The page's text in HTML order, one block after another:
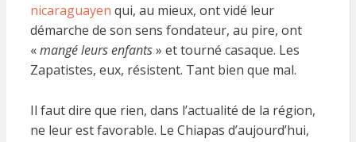
nicaraguayen qui, au mieux, ont vidé leur
démarche de son sens fondateur, au pire, ont
«mangé leurs enfants» et tourné casaque. Les
Zapatistes, eux, résistent. Tant bien que mal.
Il faut dire que rien, dans l’actualité de la région,
ne leur est favorable. Le Chiapas d’aujourd’hui,